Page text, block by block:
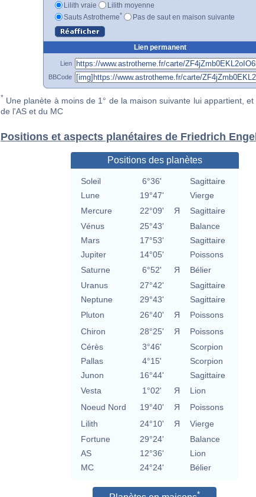
Lilith vraie
Lilith moyenne
Sauts Astrotheme* Pas de saut en maison suivante
Lien permanent
Lien
BBCode
* Une planète à moins de 1° de la maison suivante lui appartient, et
de l'AS et du MC
Positions et aspects planétaires de Friedrich
Positions des planètes
Soleil 6°36'
Sagittaire
Lune
19°47'
Vierge
Mercure
22°09' Я
Sagittaire
Vénus
25°43'
Balance
Mars
17°53'
Sagittaire
Jupiter
14°05'
Poissons
Saturne
6°52' Я
Bélier
Uranus
27°42'
Sagittaire
Neptune
29°43'
Sagittaire
Pluton
26°40' Я
Poissons
Chiron
28°25' Я
Poissons
Cérès
3°46'
Scorpion
Pallas
4°15'
Scorpion
Junon
16°44'
Sagittaire
Vesta
1°02' Я
Lion
Noeud Nord
19°40' Я
Poissons
Lilith
24°10' Я
Vierge
Fortune
29°24'
Balance
AS
12°36'
Lion
MC
24°24' Bélier
*